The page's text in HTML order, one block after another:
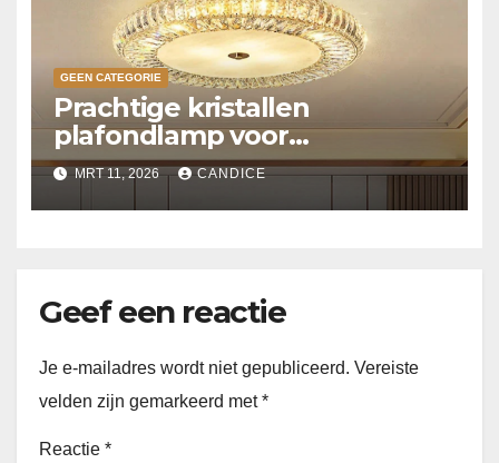
GEEN CATEGORIE
Prachtige kristallen
plafondlamp voor
slaapkamer
MRT 11, 2026 CANDICE
Geef een reactie
Je e-mailadres wordt niet gepubliceerd. Vereiste
velden zijn gemarkeerd met*
Reactie *